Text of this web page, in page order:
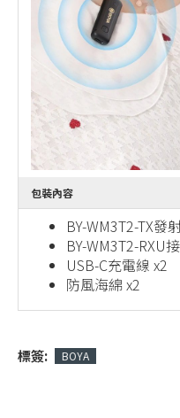
包裝內容
BY-WM3T2-TX發
BY-WM3T2-RXU
USB-C充電線 x2
防風海綿 x2
標簽: BOYA